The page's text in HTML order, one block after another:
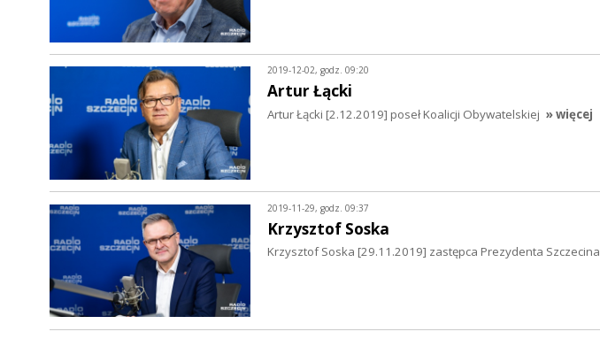
2019-12-02, godz. 09:20
Artur Łącki
Artur Łącki [2.12.2019] poseł Koalicji Obywatelskiej » więcej
2019-11-29, godz. 09:37
Krzysztof Soska
Krzysztof Soska [29.11.2019] zastępca Prezydenta Szczecina